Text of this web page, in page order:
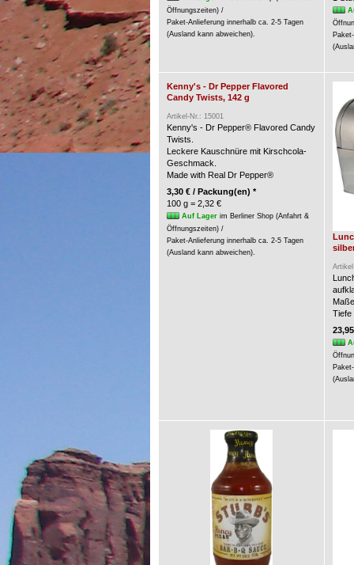
Öffnungszeiten) /
Paket-Anlieferung innerhalb ca. 2-5 Tagen
(Ausland kann abweichen).
Kenny's - Dr Pepper Flavored
Candy Twists, 142 g
Artikel-Nr.: 15001
Kenny's - Dr Pepper® Flavored Candy
Twists.
Leckere Kauschnüre mit Kirschcola-
Geschmack.
Made with Real Dr Pepper®
3,30 € / Packung(en) *
100 g = 2,32 €
Auf Lagerim Berliner Shop (Anfahrt &
Öffnungszeiten) /
Paket-Anlieferung innerhalb ca. 2-5 Tagen
(Ausland kann abweichen).
Tiefe